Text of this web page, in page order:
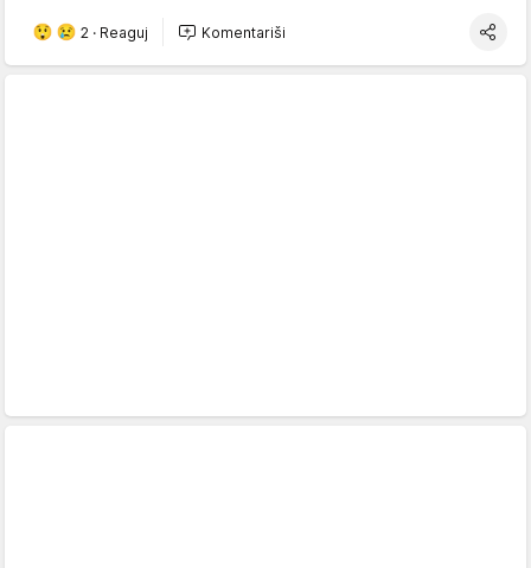
2 · Reaguj Komentariši